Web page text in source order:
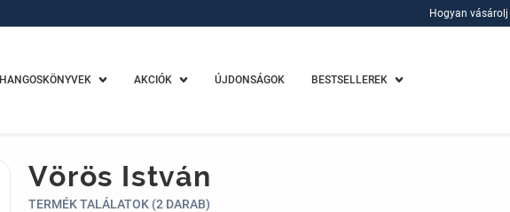
Hogyan vásárolj
HANGOSKÖNYVEK AKCIÓK ÚJDONSÁGOK BESTSELLEREK
Vörös István
TERMÉK TALÁLATOK (2 DARAB)